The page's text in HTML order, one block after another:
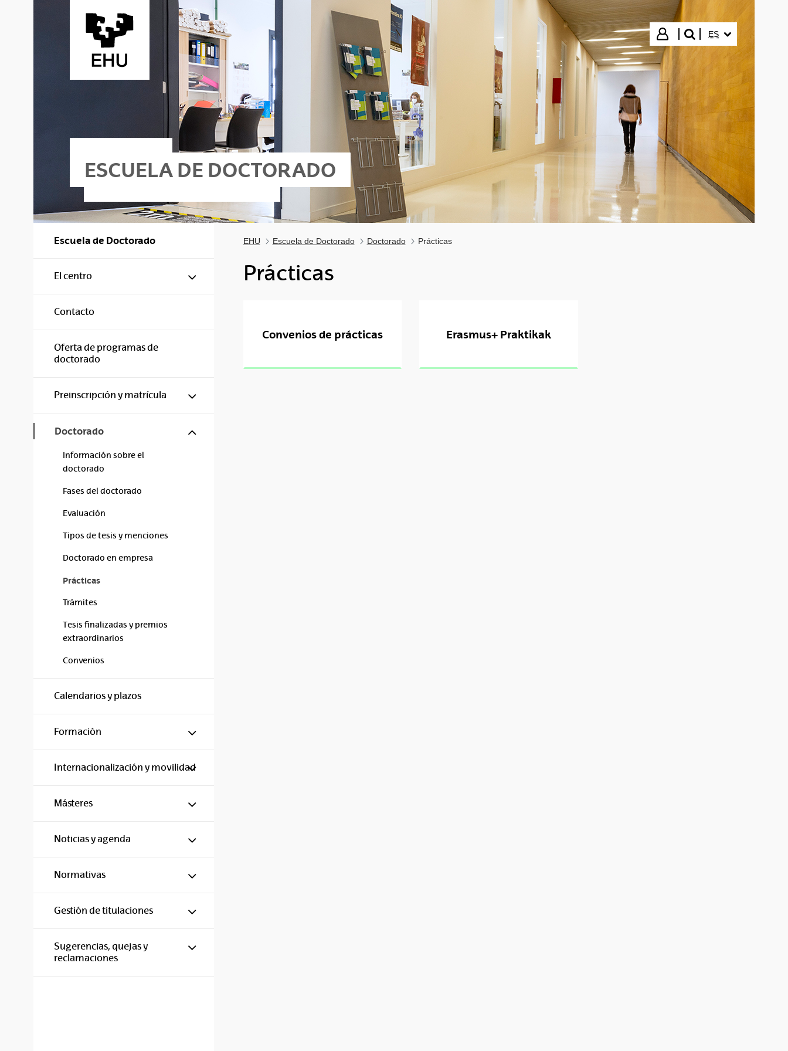
Iniciar sesión
buscar"
ES
ESCUELA DE DOCTORADO
Escuela de Doctorado
El centro Mostrar/ocultar subpáginas
Contacto
Oferta de programas de
doctorado
Preinscripción y matrícula Mostrar/ocultar subpáginas
Doctorado Mostrar/ocultar subpáginas
Información sobre el
doctorado
Fases del doctorado
Evaluación
Tipos de tesis y menciones
Doctorado en empresa
Prácticas
Trámites
Tesis finalizadas y premios
extraordinarios
Convenios
Calendarios y plazos
Formación Mostrar/ocultar subpáginas
Internacionalización y movilidadMostrar/ocultar subpáginas
Másteres Mostrar/ocultar subpáginas
Noticias y agenda Mostrar/ocultar subpáginas
Normativas Mostrar/ocultar subpáginas
Gestión de titulaciones Mostrar/ocultar subpáginas
Sugerencias, quejas y
reclamaciones
Mostrar/ocultar subpáginas
EHU Escuela de Doctorado Doctorado Prácticas
Prácticas
Convenios de prácticas Erasmus+ Praktikak